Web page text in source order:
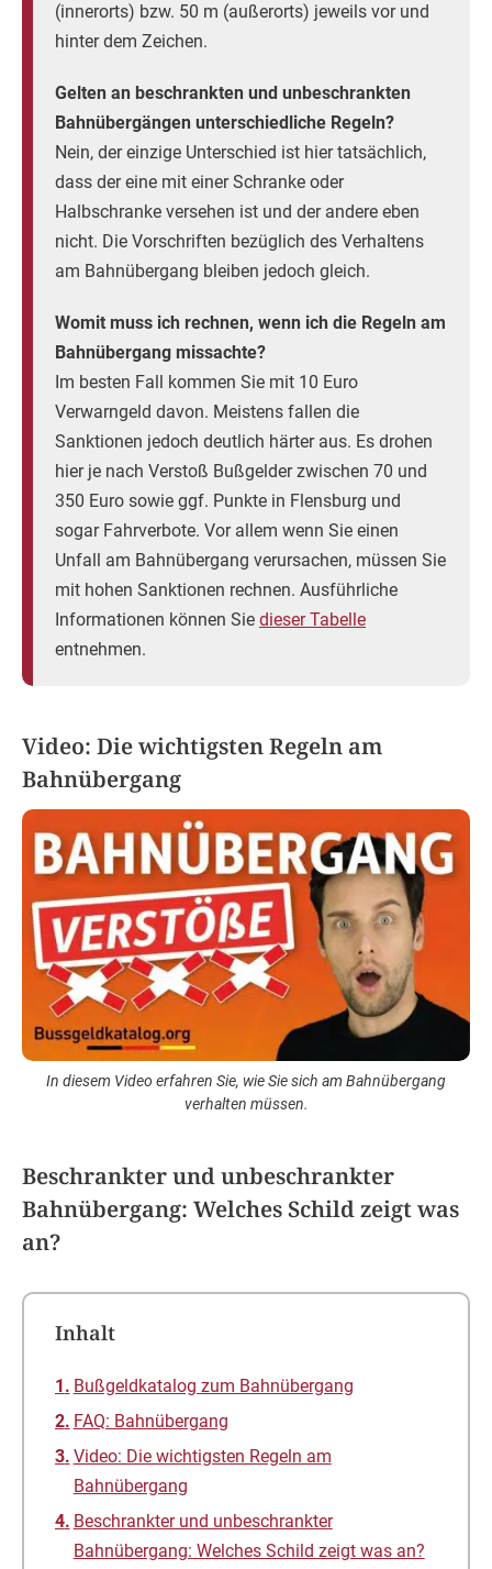
(innerorts) bzw. 50 m (außerorts) jeweils vor und
hinter dem Zeichen.
Gelten an beschrankten und unbeschrankten
Bahnübergängen unterschiedliche Regeln?
Nein, der einzige Unterschied ist hier tatsächlich,
dass der eine mit einer Schranke oder
Halbschranke versehen ist und der andere eben
nicht. Die Vorschriften bezüglich des Verhaltens
am Bahnübergang bleiben jedoch gleich.
Womit muss ich rechnen, wenn ich die Regeln am
Bahnübergang missachte?
Im besten Fall kommen Sie mit 10 Euro
Verwarngeld davon. Meistens fallen die
Sanktionen jedoch deutlich härter aus. Es drohen
hier je nach Verstoß Bußgelder zwischen 70 und
350 Euro sowie ggf. Punkte in Flensburg und
sogar Fahrverbote. Vor allem wenn Sie einen
Unfall am Bahnübergang verursachen, müssen Sie
mit hohen Sanktionen rechnen. Ausführliche
Informationen können Sie dieser Tabelle
entnehmen.
Video: Die wichtigsten Regeln am
Bahnübergang
In diesem Video erfahren Sie, wie Sie sich am Bahnübergang
verhalten müssen.
Beschrankter und unbeschrankter
Bahnübergang: Welches Schild zeigt was
an?
Inhalt
Bußgeldkatalog zum Bahnübergang
FAQ: Bahnübergang
Video: Die wichtigsten Regeln am
Bahnübergang
Beschrankter und unbeschrankter
Bahnübergang: Welches Schild zeigt was an?